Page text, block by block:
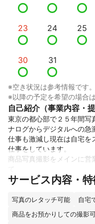
23 24 25
30 31
※空き状況は参考情報です
※以降の予定を希望の場合
自己紹介（事業内容・
東京の都心部で２５年間写
ナログからデジタルへの急
仕事も激減し現在は自宅を
仕事をしています。
商品写真撮影をメインに営
お客様各位のご要望に対し
低コストでの撮影が可能
光り物の撮影、多数物等
サービス内容・
写真のレタッチ可能
自宅
商品をお預かりしての撮影